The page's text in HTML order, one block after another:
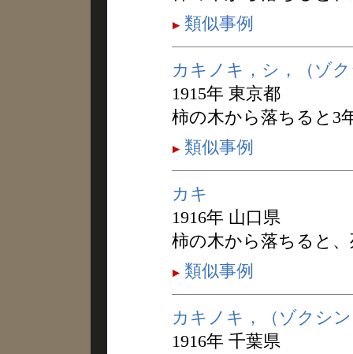
類似事例
カキノキ，シ，（ゾ
1915年 東京都
柿の木から落ちると3
類似事例
カキ
1916年 山口県
柿の木から落ちると
類似事例
カキノキ，（ゾクシ
1916年 千葉県